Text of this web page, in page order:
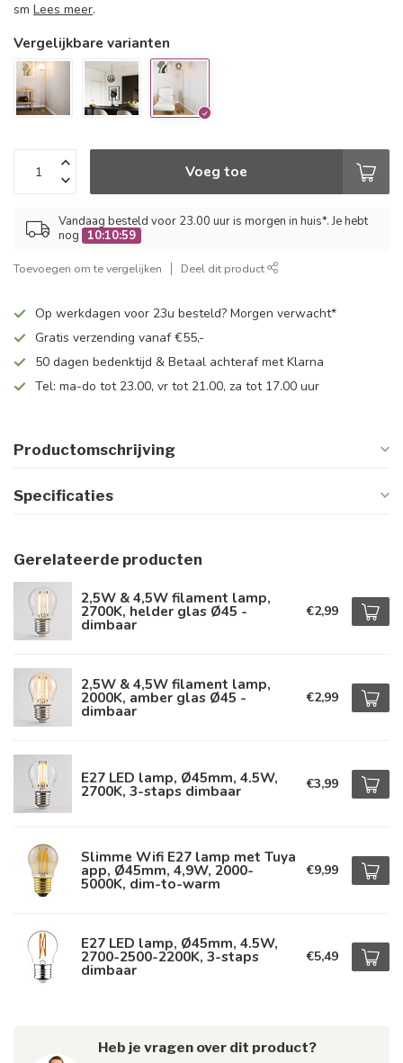
sm Lees meer.
Vergelijkbare varianten
Voeg toe
Vandaag besteld voor 23.00 uur is morgen in huis*. Je hebt
nog
10:10:59
Toevoegen om te vergelijken Deel dit product
Op werkdagen voor 23u besteld? Morgen verwacht*
Gratis verzending vanaf €55,-
50 dagen bedenktijd & Betaal achteraf met Klarna
Tel: ma-do tot 23.00, vr tot 21.00, za tot 17.00 uur
Productomschrijving
Specificaties
Gerelateerde producten
2,5W & 4,5W filament lamp,
2700K, helder glas Ø45 -
dimbaar
€2,99
2,5W & 4,5W filament lamp,
2000K, amber glas Ø45 -
dimbaar
€2,99
E27 LED lamp, Ø45mm, 4.5W,
2700K, 3-staps dimbaar €3,99
Slimme Wifi E27 lamp met Tuya
app, Ø45mm, 4,9W, 2000-
5000K, dim-to-warm
€9,99
E27 LED lamp, Ø45mm, 4.5W,
2700-2500-2200K, 3-staps
dimbaar
€5,49
Heb je vragen over dit product?